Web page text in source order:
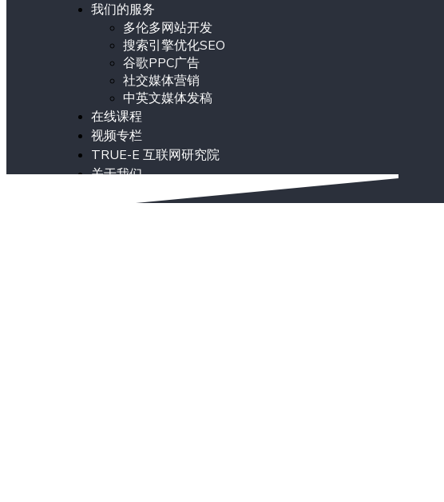
我们的服务
多伦多网站开发
搜索引擎优化SEO
谷歌PPC广告
社交媒体营销
中英文媒体发稿
在线课程
视频专栏
TRUE-E 互联网研究院
关于我们